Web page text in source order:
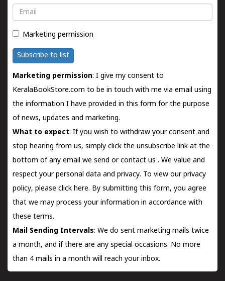
Email
Marketing permission
Subscribe to list
Marketing permission: I give my consent to
KeralaBookStore.com to be in touch with me via email using
the information I have provided in this form for the purpose
of news, updates and marketing.
What to expect: If you wish to withdraw your consent and
stop hearing from us, simply click the unsubscribe link at the
bottom of any email we send orcontact us . We value and
respect your personal data and privacy. To view our privacy
policy, please click here. By submitting this form, you agree
that we may process your information in accordance with
these terms.
Mail Sending Intervals: We do sent marketing mails twice
a month, and if there are any special occasions. No more
than 4 mails in a month will reach your inbox.